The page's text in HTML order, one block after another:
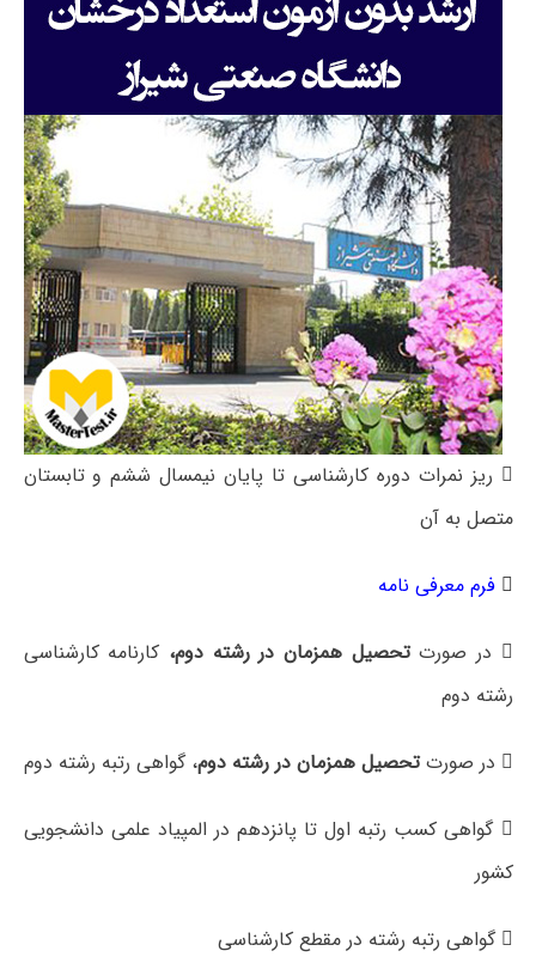
 ریز نمرات دوره کارشناسی تا پایان نیمسال ششم و تابستان
متصل به آن
 فرم معرفی نامه
 در صورت تحصیل همزمان در رشته دوم، کارنامه کارشناسی
رشته دوم
 در صورت تحصیل همزمان در رشته دوم، گواهی رتبه رشته دوم
 گواهی کسب رتبه اول تا پانزدهم در المپیاد علمی دانشجویی
کشور
 گواهی رتبه رشته در مقطع کارشناسی